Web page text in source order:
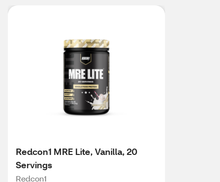
Redcon1 MRE Lite, Vanilla, 20
Servings
Redcon1